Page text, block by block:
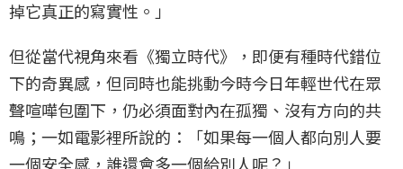
掉它真正的寫實性。」
但從當代視角來看《獨立時代》，即便有種時代錯位
下的奇異感，但同時也能挑動今時今日年輕世代在眾
聲喧嘩包圍下，仍必須面對內在孤獨、沒有方向的共
鳴；一如電影裡所說的：「如果每一個人都向別人要
一個安全感，誰還會多一個給別人呢？」